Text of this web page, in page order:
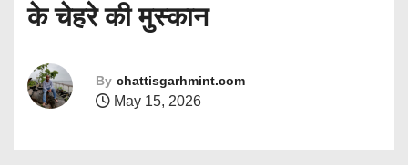
के चेहरे की मुस्कान
By chattisgarhmint.com
May 15, 2026